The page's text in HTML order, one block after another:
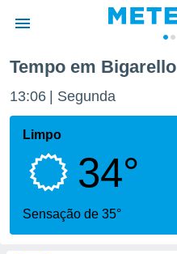
da
foi
fornecidas
a este
das
Tempo em Bigarello
13:06 Segunda
Limpo
34°
Sensação de 35°